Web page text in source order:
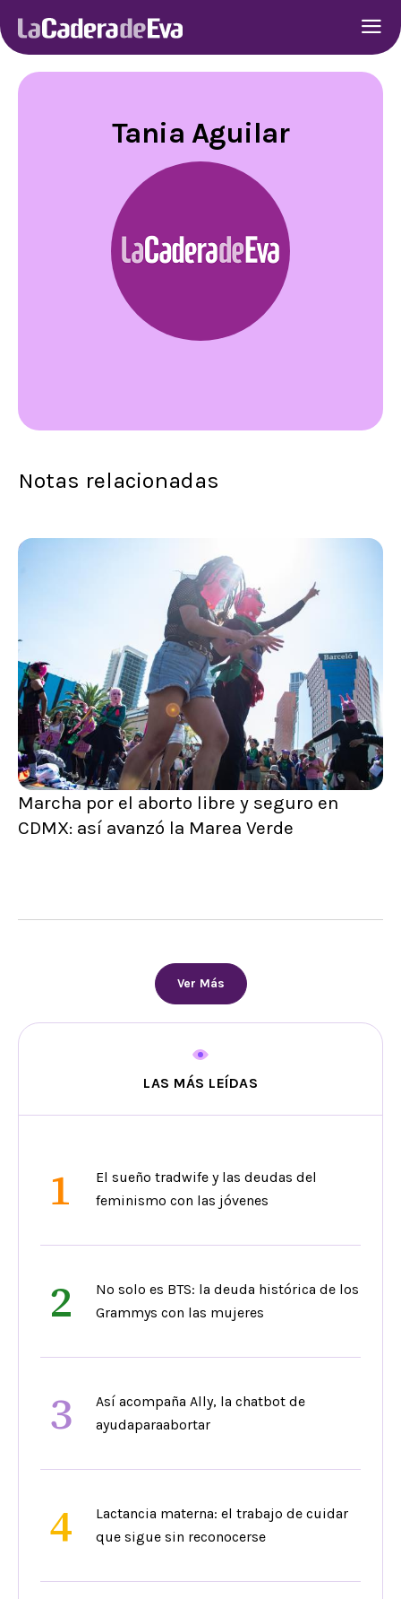
Tania Aguilar
Notas relacionadas
Marcha por el aborto libre y seguro en
CDMX: así avanzó la Marea Verde
Ver Más
LAS MÁS LEÍDAS
1
El sueño tradwife y las deudas del
feminismo con las jóvenes
2
No solo es BTS: la deuda histórica de los
Grammys con las mujeres
3
Así acompaña Ally, la chatbot de
ayudaparaabortar
4
Lactancia materna: el trabajo de cuidar
que sigue sin reconocerse